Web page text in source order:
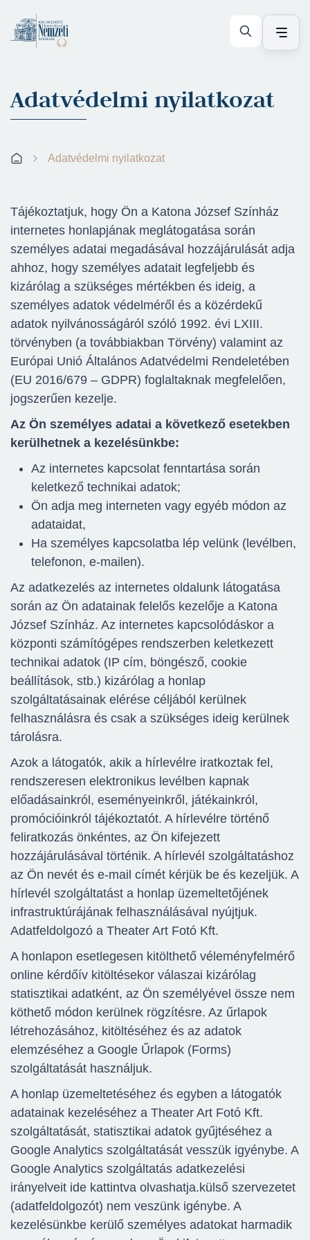
Adatvédelmi nyilatkozat
Adatvédelmi nyilatkozat
Tájékoztatjuk, hogy Ön a Katona József Színház
internetes honlapjának meglátogatása során
személyes adatai megadásával hozzájárulását adja
ahhoz, hogy személyes adatait legfeljebb és
kizárólag a szükséges mértékben és ideig, a
személyes adatok védelméről és a közérdekű
adatok nyilvánosságáról szóló 1992. évi LXIII.
törvényben (a továbbiakban Törvény) valamint az
Európai Unió Általános Adatvédelmi Rendeletében
(EU 2016/679 – GDPR) foglaltaknak megfelelően,
jogszerűen kezelje.
Az Ön személyes adatai a következő esetekben
kerülhetnek a kezelésünkbe:
Az internetes kapcsolat fenntartása során
keletkező technikai adatok;
Ön adja meg interneten vagy egyéb módon az
adataidat,
Ha személyes kapcsolatba lép velünk (levélben,
telefonon, e-mailen).
Az adatkezelés az internetes oldalunk látogatása
során az Ön adatainak felelős kezelője a Katona
József Színház. Az internetes kapcsolódáskor a
központi számítógépes rendszerben keletkezett
technikai adatok (IP cím, böngésző, cookie
beállítások, stb.) kizárólag a honlap
szolgáltatásainak elérése céljából kerülnek
felhasználásra és csak a szükséges ideig kerülnek
tárolásra.
Azok a látogatók, akik a hírlevélre iratkoztak fel,
rendszeresen elektronikus levélben kapnak
előadásainkról, eseményeinkről, játékainkról,
promócióinkról tájékoztatót. A hírlevélre történő
feliratkozás önkéntes, az Ön kifejezett
hozzájárulásával történik. A hírlevél szolgáltatáshoz
az Ön nevét és e-mail címét kérjük be és kezeljük. A
hírlevél szolgáltatást a honlap üzemeltetőjének
infrastruktúrájának felhasználásával nyújtjuk.
Adatfeldolgozó a Theater Art Fotó Kft.
A honlapon esetlegesen kitölthető véleményfelmérő
online kérdőív kitöltésekor válaszai kizárólag
statisztikai adatként, az Ön személyével össze nem
köthető módon kerülnek rögzítésre. Az űrlapok
létrehozásához, kitöltéséhez és az adatok
elemzéséhez a Google Űrlapok (Forms)
szolgáltatását használjuk.
A honlap üzemeltetéséhez és egyben a látogatók
adatainak kezeléséhez a Theater Art Fotó Kft.
szolgáltatását, statisztikai adatok gyűjtéséhez a
Google Analytics szolgáltatását vesszük igyénybe. A
Google Analytics szolgáltatás adatkezelési
irányelveit ide kattintva olvashatja.külső szervezetet
(adatfeldolgozót) nem veszünk igénybe. A
kezelésünkbe kerülő személyes adatokat harmadik